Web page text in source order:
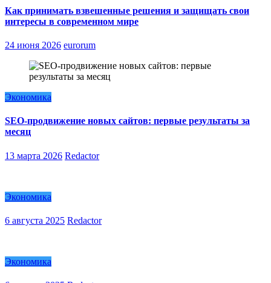
Как принимать взвешенные решения и защищать свои
интересы в современном мире
24 июня 2026 eurorum
Экономика
SEO-продвижение новых сайтов: первые результаты за
месяц
13 марта 2026 Redactor
Экономика
6 августа 2025 Redactor
Экономика